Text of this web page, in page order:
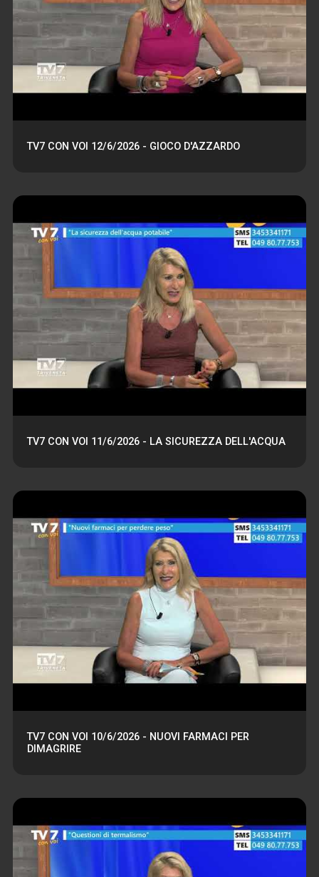
TV7 CON VOI 12/6/2026 - GIOCO D'AZZARDO
TV7 CON VOI 11/6/2026 - LA SICUREZZA DELL'ACQUA
TV7 CON VOI 10/6/2026 - NUOVI FARMACI PER
DIMAGRIRE